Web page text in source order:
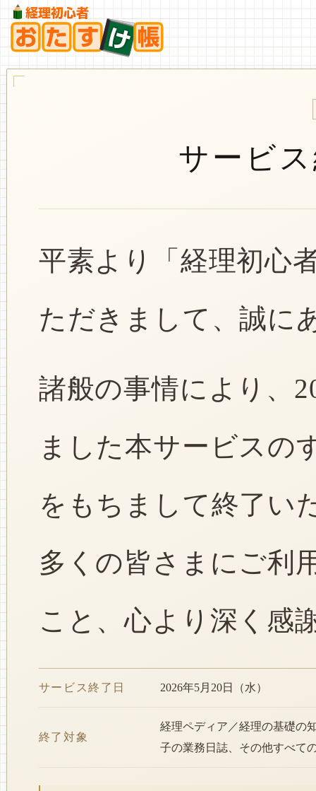
サービ
平素より「経理初心
ただきまして、誠に
諸般の事情により、
ました本サービスの
をもちまして終了い
多くの皆さまにご利
こと、心より深く感
サービス終了日 2026年5月20日（水）
終了対象
経理ペディア／経理の基礎の
子の業務日誌、その他すべて